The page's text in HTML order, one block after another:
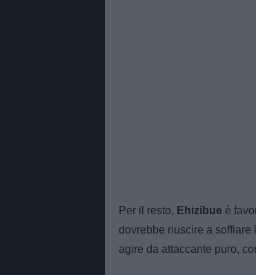
Per il resto, Ehizibue è
dovrebbe riuscire a soffiare
agire da attaccante puro,